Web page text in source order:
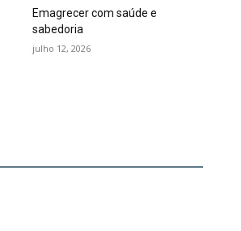
Emagrecer com saúde e
sabedoria
julho 12, 2026